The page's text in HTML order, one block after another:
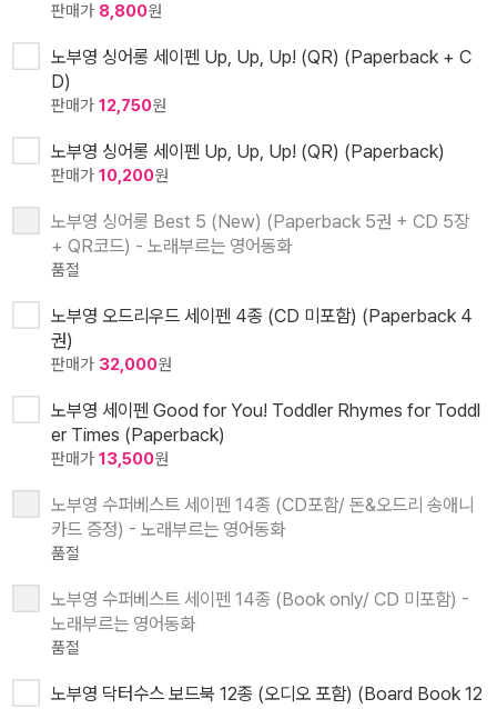
판매가 8,800원
노부영 싱어롱 세이펜 Up, Up, Up! (QR) (Paperback + C
D)
판매가 12,750원
노부영 싱어롱 세이펜 Up, Up, Up! (QR) (Paperback)
판매가 10,200원
노부영 싱어롱 Best 5 (New) (Paperback 5권 + CD 5장
+ QR코드) - 노래부르는 영어동화
품절
노부영 오드리우드 세이펜 4종 (CD 미포함) (Paperback 4
권)
판매가 32,000원
노부영 세이펜 Good for You! Toddler Rhymes for Toddl
er Times (Paperback)
판매가 13,500원
노부영 수퍼베스트 세이펜 14종 (CD포함/ 돈&오드리 송애니
카드 증정) - 노래부르는 영어동화
품절
노부영 수퍼베스트 세이펜 14종 (Book only/ CD 미포함) -
노래부르는 영어동화
품절
노부영 닥터수스 보드북 12종 (오디오 포함) (Board Book 12